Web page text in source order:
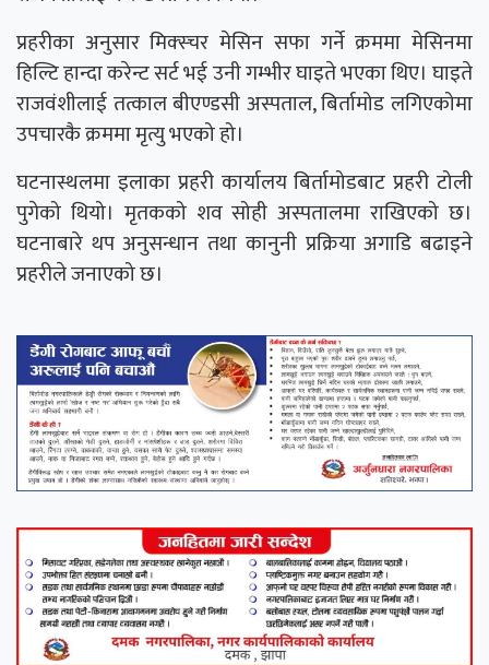
प्रहरीका अनुसार मिक्स्चर मेसिन सफा गर्ने क्रममा मेसिनमा
हिल्टि हान्दा करेन्ट सर्ट भई उनी गम्भीर घाइते भएका थिए। घाइते
राजवंशीलाई तत्काल बीएण्डसी अस्पताल, बिर्तामोड लगिएकोमा
उपचारकै क्रममा मृत्यु भएको हो।
घटनास्थलमा इलाका प्रहरी कार्यालय बिर्तामोडबाट प्रहरी टोली
पुगेको थियो। मृतकको शव सोही अस्पतालमा राखिएको छ।
घटनाबारे थप अनुसन्धान तथा कानुनी प्रक्रिया अगाडि बढाइने
प्रहरीले जनाएको छ।